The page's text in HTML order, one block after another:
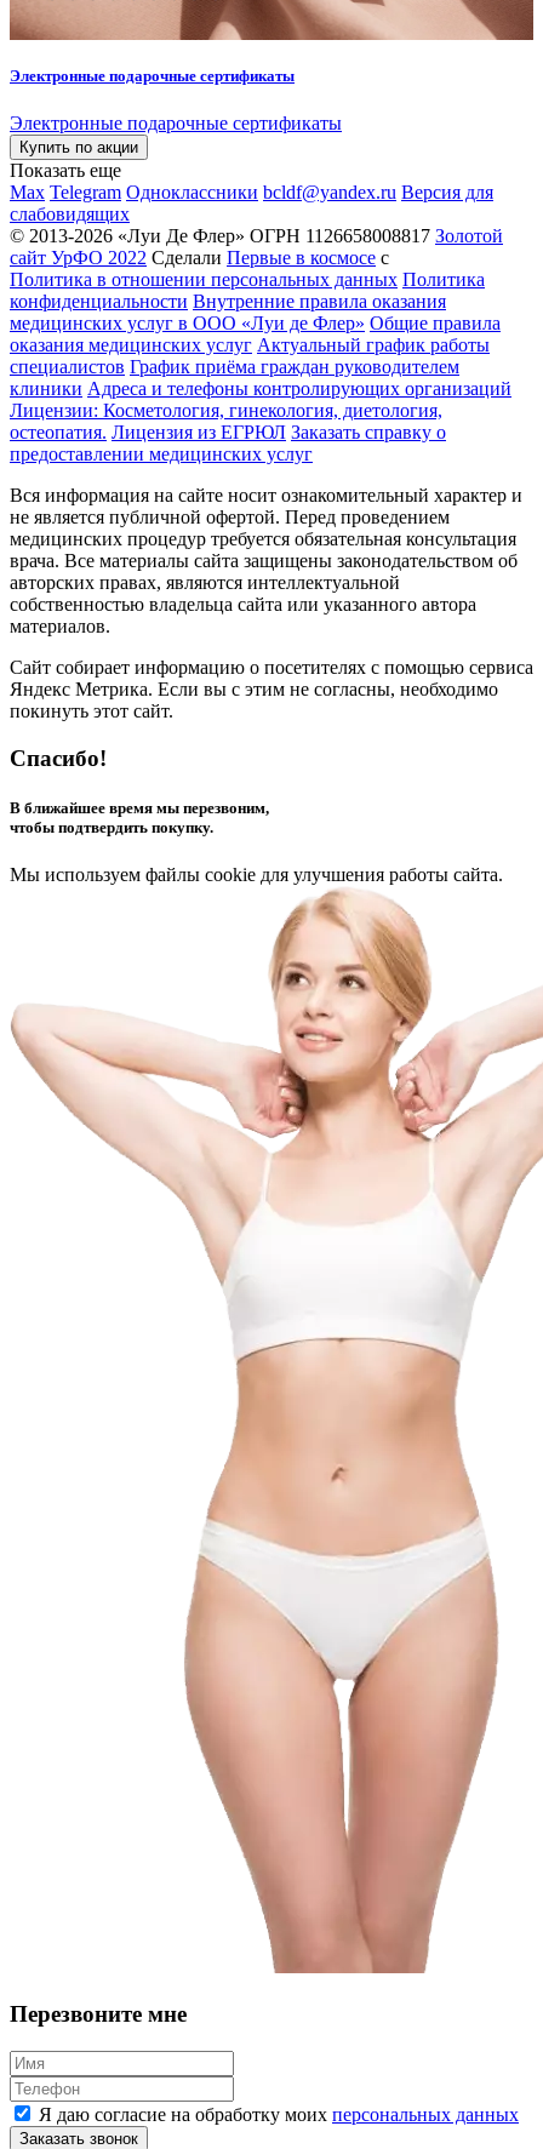
Электронные подарочные сертификаты
Электронные подарочные сертификаты
Купить по акции
Показать еще
Max Telegram Одноклассники bcldf@yandex.ru Версия для
слабовидящих
© 2013-2026 «Луи Де Флер» ОГРН 1126658008817 Золотой
сайт УрФО 2022 Сделали Первые в космосе с
Политика в отношении персональных данных Политика
конфиденциальности Внутренние правила оказания
медицинских услуг в ООО «Луи де Флер» Общие правила
оказания медицинских услуг Актуальный график работы
специалистов График приёма граждан руководителем
клиники Адреса и телефоны контролирующих организаций
Лицензии: Косметология, гинекология, диетология,
остеопатия. Лицензия из ЕГРЮЛ Заказать справку о
предоставлении медицинских услуг
Вся информация на сайте носит ознакомительный характер и
не является публичной офертой. Перед проведением
медицинских процедур требуется обязательная консультация
врача. Все материалы сайта защищены законодательством об
авторских правах, являются интеллектуальной
собственностью владельца сайта или указанного автора
материалов.
Сайт собирает информацию о посетителях с помощью сервиса
Яндекс Метрика. Если вы с этим не согласны, необходимо
покинуть этот сайт.
Спасибо!
В ближайшее время мы перезвоним,
чтобы подтвердить покупку.
Мы используем файлы cookie для улучшения работы сайта.
Перезвоните мне
Я даю согласие на обработку моих персональных данных
Заказать звонок